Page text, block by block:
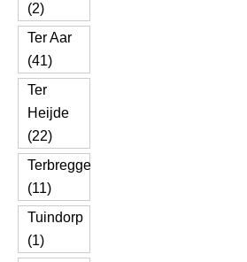
(2)
Ter Aar
(41)
Ter
Heijde
(22)
Terbregge
(11)
Tuindorp
(1)